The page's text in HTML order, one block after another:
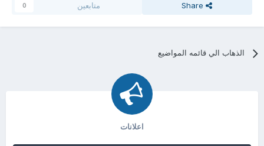
Share متابعين 0
الذهاب الي قائمه المواضيع
اعلانات